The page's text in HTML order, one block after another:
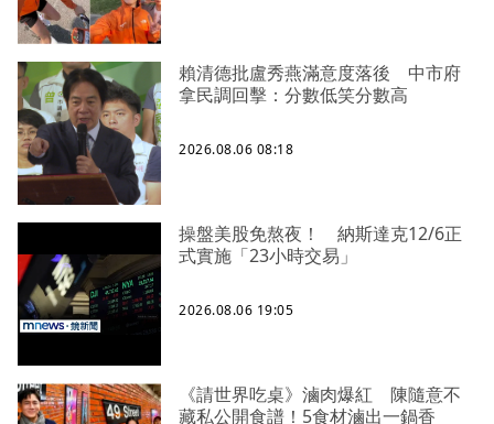
賴清德批盧秀燕滿意度落後 中市府
拿民調回擊：分數低笑分數高
2026.08.06 08:18
操盤美股免熬夜！ 納斯達克12/6正
式實施「23小時交易」
2026.08.06 19:05
《請世界吃桌》滷肉爆紅 陳隨意不
藏私公開食譜！5食材滷出一鍋香